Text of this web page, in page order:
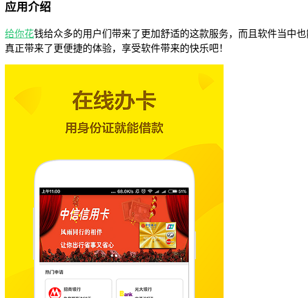
应用介绍
给你花钱给众多的用户们带来了更加舒适的这款服务，而且软件当中
真正带来了更便捷的体验，享受软件带来的快乐吧！